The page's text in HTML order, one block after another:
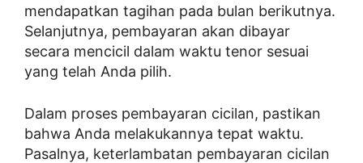
mendapatkan tagihan pada bulan berikutnya.
Selanjutnya, pembayaran akan dibayar
secara mencicil dalam waktu tenor sesuai
yang telah Anda pilih.
Dalam proses pembayaran cicilan, pastikan
bahwa Anda melakukannya tepat waktu.
Pasalnya, keterlambatan pembayaran cicilan